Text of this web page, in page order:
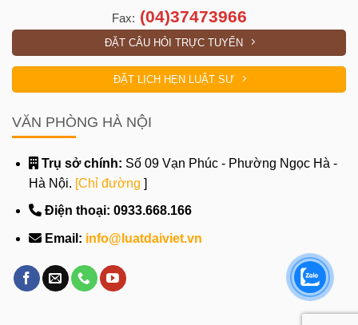
Fax: (04)37473966
ĐẶT CÂU HỎI TRỰC TUYẾN
ĐẶT LỊCH HẸN LUẬT SƯ
VĂN PHÒNG HÀ NỘI
Trụ sở chính: Số 09 Vạn Phúc - Phường Ngọc Hà -
Hà Nội. [Chỉ đường ]
Điện thoại: 0933.668.166
Email: info@luatdaiviet.vn